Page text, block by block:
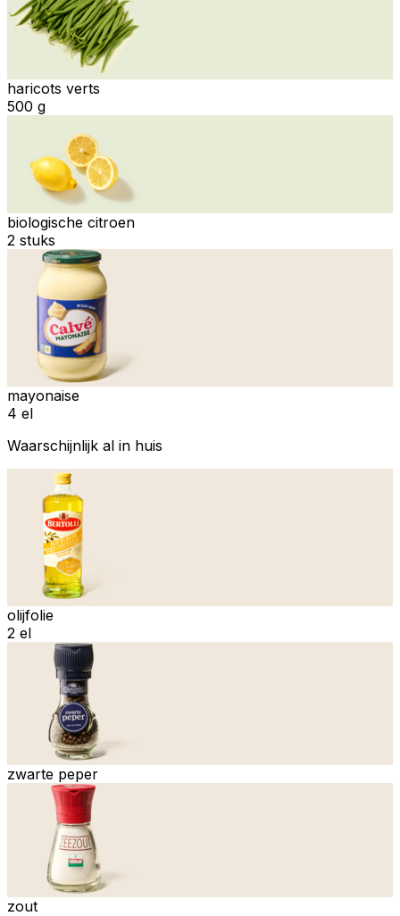
haricots verts
500 g
biologische citroen
2 stuks
mayonaise
4 el
Waarschijnlijk al in huis
olijfolie
2 el
zwarte peper
zout